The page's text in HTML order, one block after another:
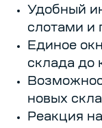
Удобный
слотами и
Единое
склада до
новых
Реакция